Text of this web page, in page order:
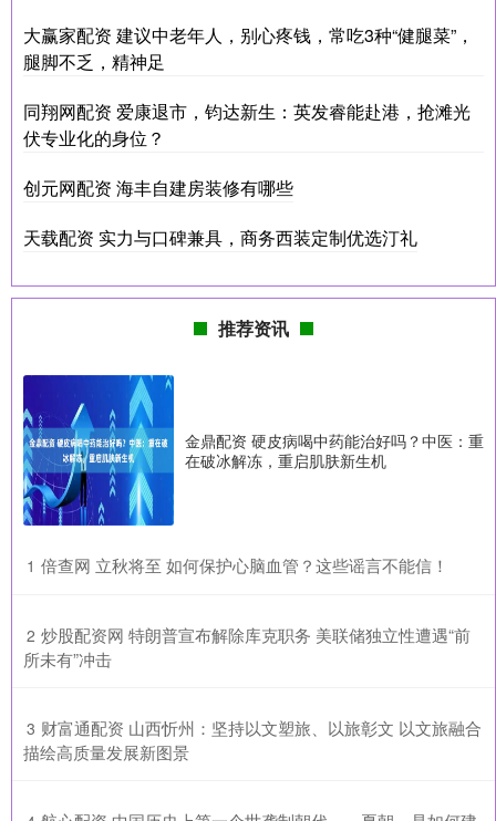
大赢家配资 建议中老年人，别心疼钱，常吃3种“健腿菜”，
腿脚不乏，精神足
同翔网配资 爱康退市，钧达新生：英发睿能赴港，抢滩光
伏专业化的身位？
创元网配资 海丰自建房装修有哪些
天载配资 实力与口碑兼具，商务西装定制优选汀礼
推荐资讯
金鼎配资 硬皮病喝中药能治好吗？中医：重
在破冰解冻，重启肌肤新生机
1 ​倍查网 立秋将至 如何保护心脑血管？这些谣言不能信！
2 ​炒股配资网 特朗普宣布解除库克职务 美联储独立性遭遇“前
所未有”冲击
3 ​财富通配资 山西忻州：坚持以文塑旅、以旅彰文 以文旅融合
描绘高质量发展新图景